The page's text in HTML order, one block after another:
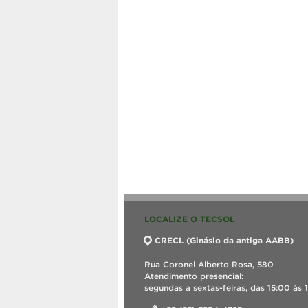
LOCALIZE O TECSOL
CRECL (Ginásio da antiga AABB)
Rua Coronel Alberto Rosa, 580
Atendimento presencial:
segundas a sextas-feiras, das 15:00 às